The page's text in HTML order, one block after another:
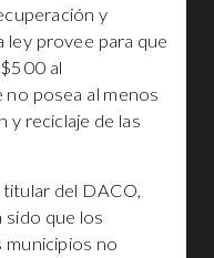
y
ley provee para que
al
posea al menos
y reciclaje de las
del DACO,
sido que los
municipios no